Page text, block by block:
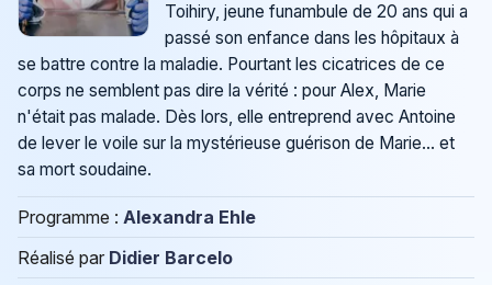
Toihiry, jeune funambule de 20 ans qui a
passé son enfance dans les hôpitaux à
se battre contre la maladie. Pourtant les cicatrices de ce
corps ne semblent pas dire la vérité : pour Alex, Marie
n'était pas malade. Dès lors, elle entreprend avec Antoine
de lever le voile sur la mystérieuse guérison de Marie… et
sa mort soudaine.
Programme : Alexandra Ehle
Réalisé par Didier Barcelo